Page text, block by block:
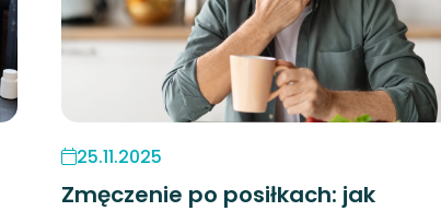
25.11.2025
Zmęczenie po posiłkach: jak